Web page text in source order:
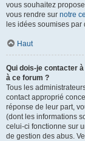
vous souhaitez
vous rendre sur notre
les idées soumises par
Haut
Qui dois-je contacter
à ce forum ?
Tous les
contact approprié
réponse de leur part,
(dont les informations
celui-ci fonctionne sur
de gestion des abus.